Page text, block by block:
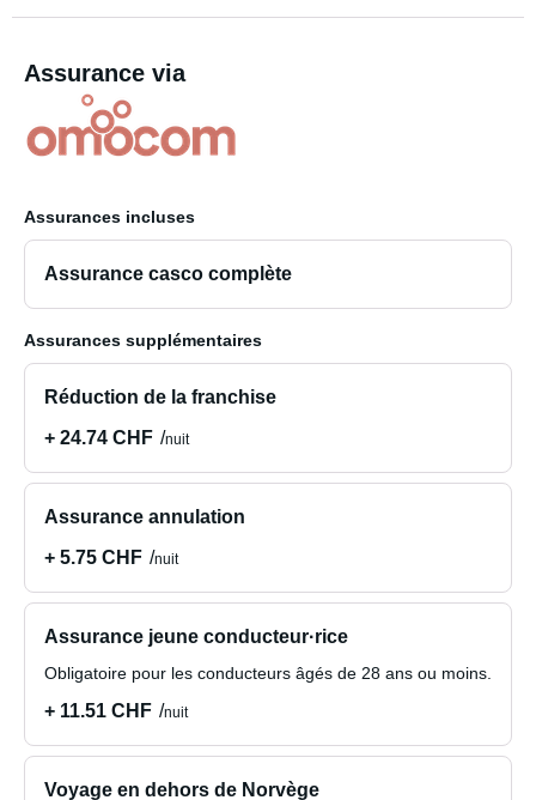
Assurance via
Assurances incluses
Assurance casco complète
Assurances supplémentaires
Réduction de la franchise
+ 24.74 CHF
nuit
Assurance annulation
+ 5.75 CHF
nuit
Assurance jeune conducteur·rice
Obligatoire pour les conducteurs âgés de 28 ans ou moins.
+ 11.51 CHF nuit
Voyage en dehors de Norvège